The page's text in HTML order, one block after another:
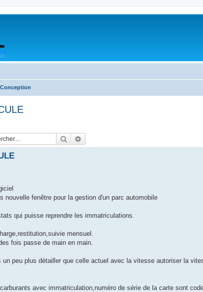
Conception
Rechercher
nouvelle fenêtre pour la gestion d'un parc automobile
qui puisse reprendre les immatriculations.
mensuel.
fois passe de main en main.
un peu plus détailler que celle actuel avec la vitesse autoriser la
avec immatriculation,numéro de série de la carte sont